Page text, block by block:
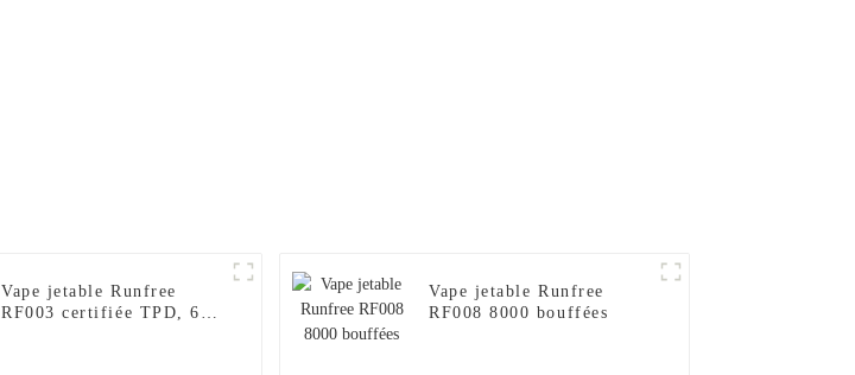
Vape jetable Runfree
RF003 certifiée TPD, 600
Vape jetable Runfree
RF008 8000 bouffées